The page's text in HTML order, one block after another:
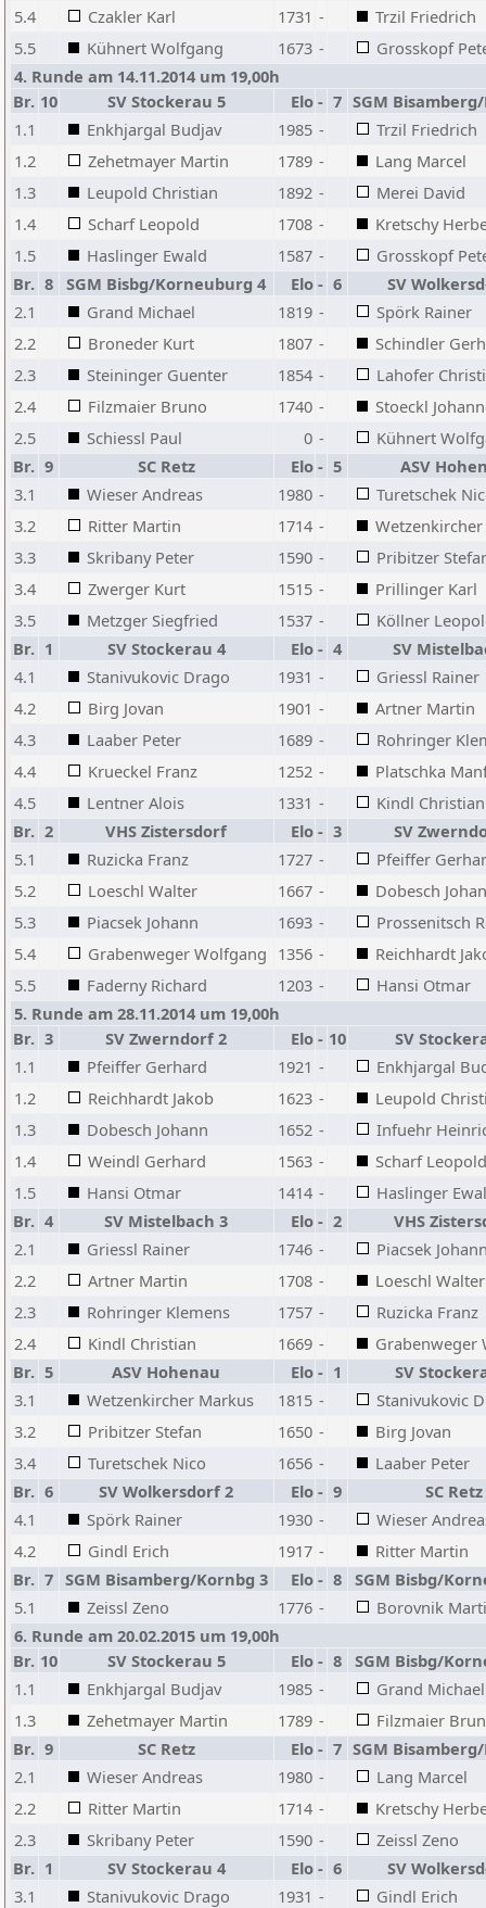
5.4 Czakler Karl 1731 -
Trzil Friedrich
5.5
Kühnert Wolfgang 1673 -
Grosskopf
4. Runde am 14.11.2014 um 19,00h
Br. 10 SV Stockerau 5 Elo - 7 SGM
1.1
Enkhjargal Budjav 1985 -
Trzil Friedrich
1.2
Zehetmayer Martin 1789 -
Lang Marcel
1.3
Leupold Christian 1892 -
Merei David
1.4
Scharf Leopold 1708 -
Kretschy
1.5
Haslinger Ewald 1587 -
Grosskopf
Br. 8 SGM Bisbg/Korneuburg 4 Elo - 6
SV
2.1
Grand Michael 1819 -
Spörk Rainer
2.2
Broneder Kurt 1807 -
Schindler
2.3
Steininger Guenter 1854 -
Lahofer
2.4
Filzmaier Bruno 1740 -
Stoeckl
2.5
Schiessl Paul 0 -
Kühnert
Br. 9 SC Retz Elo - 5
ASV
3.1
Wieser Andreas 1980 -
Turetschek
3.2
Ritter Martin 1714 -
3.3
Skribany Peter 1590 -
Pribitzer
3.4
Zwerger Kurt 1515 -
Prillinger Karl
3.5
Metzger Siegfried 1537 -
Köllner
Br. 1 SV Stockerau 4 Elo - 4
SV
4.1
Stanivukovic Drago 1931 -
Griessl Rainer
4.2
Birg Jovan 1901 -
Artner Martin
4.3
Laaber Peter 1689 -
Rohringer
4.4
Krueckel Franz 1252 -
Platschka
4.5
Lentner Alois 1331 -
Kindl Christian
Br. 2 VHS Zistersdorf Elo - 3
SV
5.1
Ruzicka Franz 1727 -
Pfeiffer
5.2
Loeschl Walter 1667 -
Dobesch
5.3
Piacsek Johann 1693 -
Prossenitsch
5.4
Grabenweger Wolfgang 1356 -
Reichhardt
5.5
Faderny Richard 1203 -
Hansi Otmar
5. Runde am 28.11.2014 um 19,00h
Br. 3 SV Zwerndorf 2 Elo - 10
SV
1.1
Pfeiffer Gerhard 1921 -
Enkhjargal
1.2
Reichhardt Jakob 1623 -
Leupold
1.3
Dobesch Johann 1652 -
Infuehr
1.4
Weindl Gerhard 1563 -
Scharf Leopold
1.5
Hansi Otmar 1414 -
Haslinger
Br. 4 SV Mistelbach 3 Elo - 2
VHS
2.1
Griessl Rainer 1746 -
Piacsek
2.2
Artner Martin 1708 -
Loeschl Walter
2.3
Rohringer Klemens 1757 -
Ruzicka Franz
2.4
Kindl Christian 1669 -
Grabenweger
Br. 5 ASV Hohenau Elo - 1
SV
3.1
Wetzenkircher Markus 1815 -
Stanivukovic
3.2
Pribitzer Stefan 1650 -
Birg Jovan
3.4
Turetschek Nico 1656 -
Laaber Peter
Br. 6 SV Wolkersdorf 2 Elo - 9
SC Retz
4.1
Spörk Rainer 1930 -
Wieser
4.2
Gindl Erich 1917 -
Ritter Martin
Br. 7 SGM Bisamberg/Kornbg 3 Elo - 8 SGM Bisbg/
5.1
Zeissl Zeno 1776 -
Borovnik
6. Runde am 20.02.2015 um 19,00h
Br. 10 SV Stockerau 5 Elo - 8 SGM Bisbg/
1.1
Enkhjargal Budjav 1985 -
Grand Michael
1.3
Zehetmayer Martin 1789 -
Filzmaier
Br. 9 SC Retz Elo - 7 SGM
2.1
Wieser Andreas 1980 -
Lang Marcel
2.2
Ritter Martin 1714 -
Kretschy
2.3
Skribany Peter 1590 -
Zeissl Zeno
Br. 1 SV Stockerau 4 Elo - 6
SV
3.1
Stanivukovic Drago 1931 -
Gindl Erich